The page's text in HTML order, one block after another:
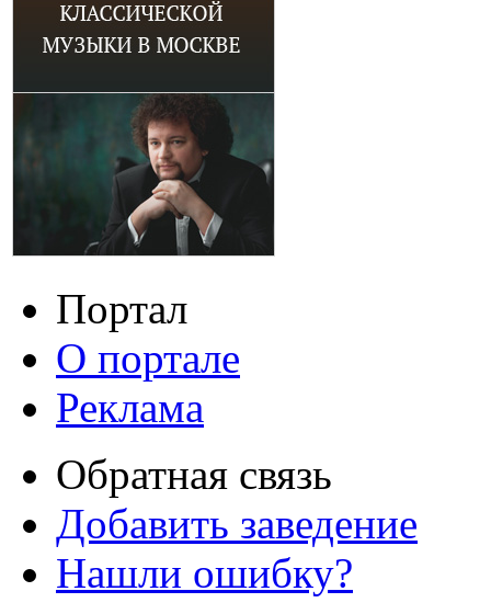
Портал
О портале
Реклама
Обратная связь
Добавить заведение
Нашли ошибку?